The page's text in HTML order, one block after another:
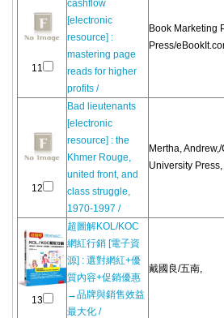
11
cashflow
[electronic
resource] :
mastering page
reads for higher
profits /
Book Marketing
Press/
12
Bad lieutenants
[electronic
resource] : the
Khmer Rouge,
united front, and
class struggle,
1970-1997 /
Mertha, Andrew,/
University Press,
13
超圖解KOL/KOC
網紅行銷 [電子資
源] : 選對網紅+優
質內容+促銷優惠
→品牌與銷售效益
最大化 /
戴國良/五南,